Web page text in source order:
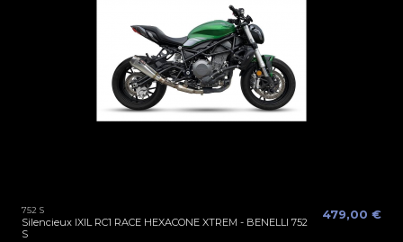
752 S
Silencieux IXIL RC1 RACE HEXACONE XTREM - BENELLI 752
S
479,00 €